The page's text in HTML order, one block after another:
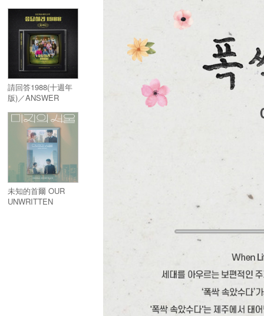
請回答1988(十週年
版)／ANSWER
(10TH
ANNIVERSARY)
未知的首爾 OUR
UNWRITTEN